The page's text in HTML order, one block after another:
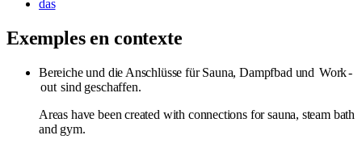
das
Exemples en contexte
Bereiche und die Anschlüsse für Sauna, Dampfbad und Work-
out sind geschaffen.
Areas have been created with connections for sauna, steam bath
and gym.